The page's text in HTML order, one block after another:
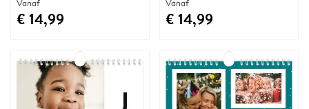
Vanaf
€ 14,99
Vanaf
€ 14,99